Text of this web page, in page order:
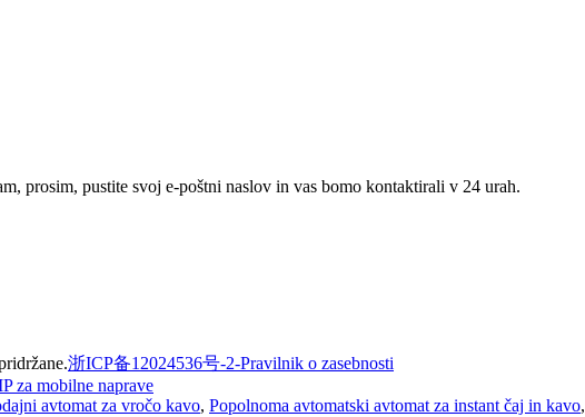
prosim, pustite svoj e-poštni naslov in vas bomo kontaktirali v 24 urah.
浙ICP备12024536号-2-Pravilnik o zasebnosti
za mobilne naprave
avtomat za vročo kavo, Popolnoma avtomatski avtomat za instant čaj in kavo,